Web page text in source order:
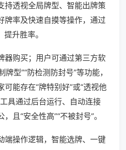
持透视全局牌型、智能出牌策
牌率及快速自摸等操作，通过
升胜率。
器购买；用户可通过第三方软
牌型”“防检测防封号”等功能，
能存在“牌特别好”或“透视他
具通过后台运行、自动连接
且“安全性高”“不被封号”。
端操作逻辑，智能选牌、一键